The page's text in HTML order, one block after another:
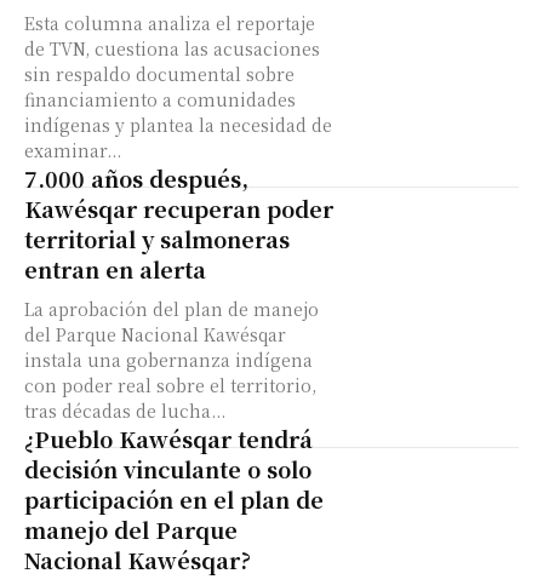
Esta columna analiza el reportaje
de TVN, cuestiona las acusaciones
sin respaldo documental sobre
financiamiento a comunidades
indígenas y plantea la necesidad de
examinar...
7.000 años después,
Kawésqar recuperan poder
territorial y salmoneras
entran en alerta
La aprobación del plan de manejo
del Parque Nacional Kawésqar
instala una gobernanza indígena
con poder real sobre el territorio,
tras décadas de lucha...
¿Pueblo Kawésqar tendrá
decisión vinculante o solo
participación en el plan de
manejo del Parque
Nacional Kawésqar?